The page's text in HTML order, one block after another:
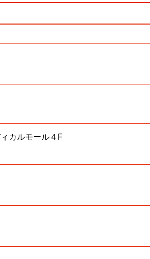
カルモール４F